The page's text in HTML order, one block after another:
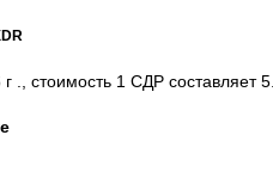
г ., стоимость 1 СДР